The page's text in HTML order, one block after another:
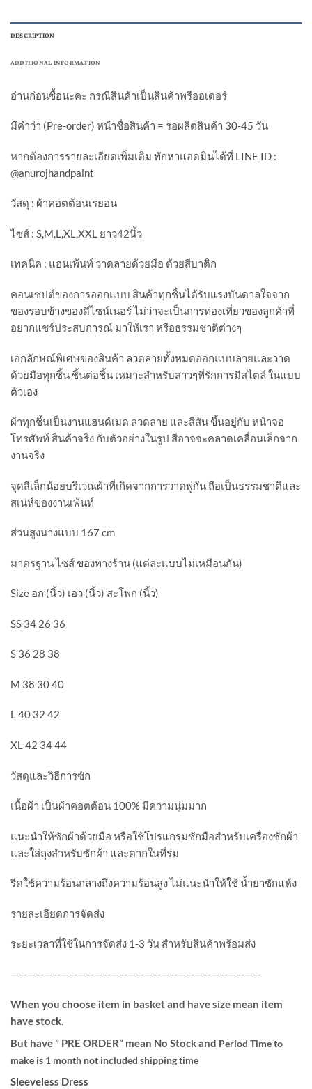
DESCRIPTION
ADDITIONAL INFORMATION
อ่านก่อนซื้อนะคะ กรณีสินค้าเป็นสินค้าพรีออเดอร์
มีคำว่า (Pre-order) หน้าชื่อสินค้า = รอผลิตสินค้า 30-45 วัน
หากต้องการรายละเอียดเพิ่มเติม ทักหาแอดมินได้ที่ LINE ID :
@anurojhandpaint
วัสดุ : ผ้าคอตต้อนเรยอน
ไซส์ : S,M,L,XL,XXL ยาว42นิ้ว
เทคนิค : แฮนเพ้นท์ วาดลายด้วยมือ ด้วยสีบาติก
คอนเซปต์ของการออกแบบ สินค้าทุกชิ้นได้รับแรงบันดาลใจจาก
ของรอบข้างของดีไซน์เนอร์ ไม่ว่าจะเป็นการท่องเที่ยวของลูกค้าที่
อยากแชร์ประสบการณ์ มาให้เรา หรือธรรมชาติต่างๆ
เอกลักษณ์พิเศษของสินค้า ลวดลายทั้งหมดออกแบบลายและวาด
ด้วยมือทุกชิ้น ชิ้นต่อชิ้น เหมาะสำหรับสาวๆที่รักการมีสไตล์ ในแบบ
ตัวเอง
ผ้าทุกชิ้นเป็นงานแฮนด์​เมด ลวดลาย และสีสัน ขึ้นอยู่กับ หน้าจอ
โทรศัพท์​ สินค้าจริง กับตัวอย่างในรูป สีอาจจะคลาดเคลื่อนเล็กจาก
งานจริง
จุดสีเล็กน้อยบริเวณผ้าที่เกิดจากการวาดพู่กัน ถือเป็นธรรมชาติและ
สเน่ห์ของงานเพ้นท์
ส่วนสูงนางแบบ 167 cm
มาตรฐาน ไซส์ ของทางร้าน (แต่ละแบบไม่เหมือนกัน)
Size อก (นิ้ว) เอว (นิ้ว) สะโพก (นิ้ว)
SS 34 26 36
S 36 28 38
M 38 30 40
L 40 32 42
XL 42 34 44
วัสดุและวิธีการซัก
เนื้อผ้า เป็นผ้าคอตต้อน 100% มีความนุ่มมาก
แนะนำให้ซักผ้าด้วยมือ หรือใช้โปรแกรมซักมือสำหรับเครื่องซักผ้า
และใส่ถุงสำหรับซักผ้า และตากในที่ร่ม
รีดใช้ความร้อนกลางถึงความร้อนสูง ไม่แนะนำให้ใช้ น้ำยาซักแห้ง
รายละเอียดการจัดส่ง
ระยะเวลาที่ใช้ในการจัดส่ง 1-3 วัน สำหรับสินค้าพร้อมส่ง
——————————————————————————————
When you choose item in basket and have size mean item
have stock.
But have ” PRE ORDER” mean No Stock and Period Time to
make is 1 month not included shipping time
Sleeveless Dress